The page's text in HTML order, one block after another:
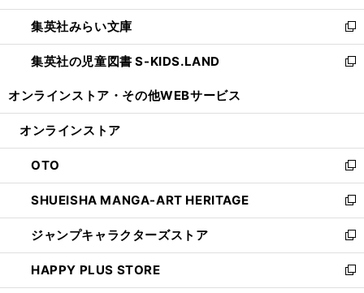
開
く
ウ
で
開
く
ン
ド
ウ
で
ウ
ィ
ン
ド
開
集英社みらい文庫
新
し
い
ン
ウ
で
開
く
集英社の児童図書 S-KIDS.LAND
新
ウ
ン
ド
ウ
で
開
く
オンラインストア・ その他WEBサービス
オンラインストア
OTO
新
し
い
ウ
ィ
ン
ド
ウ
SHUEISHA MANGA-ART HERITAGE
新
し
い
ウ
ィ
ン
ジャンプキャラクターズストア
新
し
い
ウ
HAPPY PLUS STORE
新